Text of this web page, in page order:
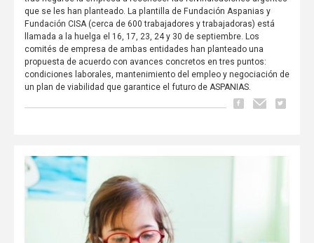
que se les han planteado. La plantilla de Fundación Aspanias y
Fundación CISA (cerca de 600 trabajadores y trabajadoras) está
llamada a la huelga el 16, 17, 23, 24 y 30 de septiembre. Los
comités de empresa de ambas entidades han planteado una
propuesta de acuerdo con avances concretos en tres puntos:
condiciones laborales, mantenimiento del empleo y negociación de
un plan de viabilidad que garantice el futuro de ASPANIAS.